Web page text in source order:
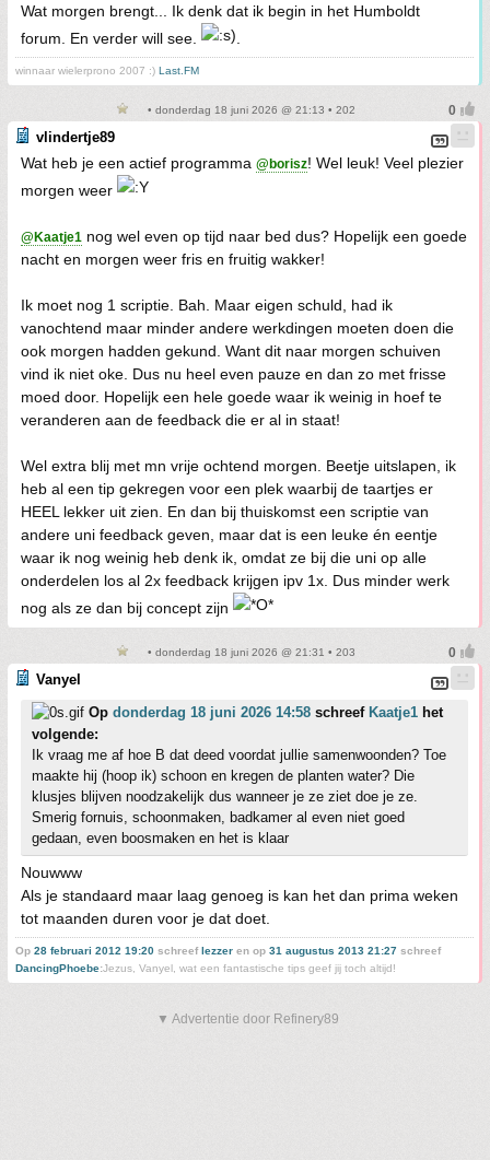
Wat morgen brengt... Ik denk dat ik begin in het Humboldt
forum. En verder will see.
winnaar wielerprono 2007 :) Last.FM
• donderdag 18 juni 2026 @ 21:13 • 202
vlindertje89
Wat heb je een actief programma @borisz! Wel leuk! Veel plezier
morgen weer
@Kaatje1 nog wel even op tijd naar bed dus? Hopelijk een goede
nacht en morgen weer fris en fruitig wakker!
Ik moet nog 1 scriptie. Bah. Maar eigen schuld, had ik
vanochtend maar minder andere werkdingen moeten doen die
ook morgen hadden gekund. Want dit naar morgen schuiven
vind ik niet oke. Dus nu heel even pauze en dan zo met frisse
moed door. Hopelijk een hele goede waar ik weinig in hoef te
veranderen aan de feedback die er al in staat!
Wel extra blij met mn vrije ochtend morgen. Beetje uitslapen, ik
heb al een tip gekregen voor een plek waarbij de taartjes er
HEEL lekker uit zien. En dan bij thuiskomst een scriptie van
andere uni feedback geven, maar dat is een leuke én eentje
waar ik nog weinig heb denk ik, omdat ze bij die uni op alle
onderdelen los al 2x feedback krijgen ipv 1x. Dus minder werk
nog als ze dan bij concept zijn
• donderdag 18 juni 2026 @ 21:31 • 203
Vanyel
Op donderdag 18 juni 2026 14:58 schreef Kaatje1 het
volgende:
Ik vraag me af hoe B dat deed voordat jullie samenwoonden? Toe
maakte hij (hoop ik) schoon en kregen de planten water? Die
klusjes blijven noodzakelijk dus wanneer je ze ziet doe je ze.
Smerig fornuis, schoonmaken, badkamer al even niet goed
gedaan, even boosmaken en het is klaar
Nouwww
Als je standaard maar laag genoeg is kan het dan prima weken
tot maanden duren voor je dat doet.
Op 28 februari 2012 19:20 schreeflezzer en op 31 augustus 2013 21:27 schreef
DancingPhoebe:Jezus, Vanyel, wat een fantastische tips geef jij toch altijd!
▼ Advertentie door Refinery89